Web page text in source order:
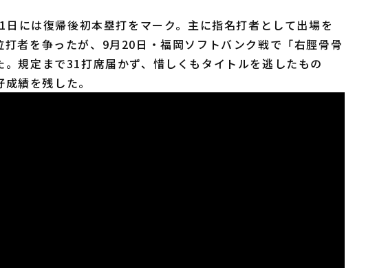
には復帰後初本塁打をマーク。主に指名打者として出場を
打者を争ったが、9月20日・福岡ソフトバンク戦で「右脛骨骨
規定まで31打席届かず、惜しくもタイトルを逃したもの
績を残した。